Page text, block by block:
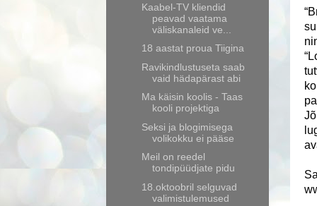
Kaabel-TV kliendid
peavad vaatama
väliskanaleid ve...
18 aastat proua Tiigina
Ravikindlustuseta saab
vaid hädapärast abi
Ma käisin koolis - Taas
kooli projektiga
Seksi ja blogimisega
volikokku ei pääse
Meil on reedel
tondipüüdjate pidu
18.oktoobril selguvad
valimistulemused